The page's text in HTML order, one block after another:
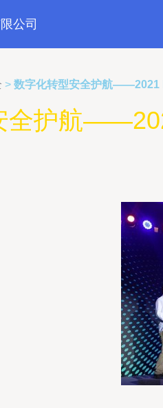
公司
> 数字化转型安全护航——2021
全护航